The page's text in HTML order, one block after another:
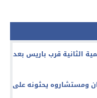
الثانية قرب باريس بعد
ومستشاروه يحثونه على